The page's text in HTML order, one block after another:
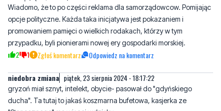
przypadku, byli pionierami nowej ery gospodarki morskiej.
2 1 Zgłoś komentarz Odpowiedz na komentarz
niedobra zmiana piątek, 23 sierpnia 2024 - 18:17:22
gryzoń miał sznyt, intelekt, obycie- pasował do "gdyńskiego
"Słonecznego" ma więcej wdzięku
0 2 Zgłoś komentarz Odpowiedz na komentarz